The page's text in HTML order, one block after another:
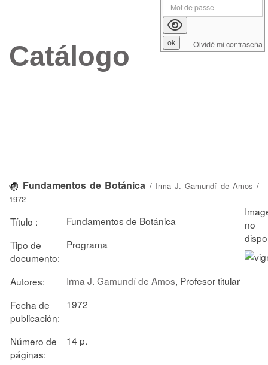
Catálogo
Fundamentos de Botánica / Irma J. Gamundí de Amos /
1972
Título :
Fundamentos de Botánica
Tipo de
documento:
Programa
Autores: Irma J. Gamundí de Amos, Profesor titular
Fecha de
publicación:
1972
Número de
páginas:
14 p.
Olvidé mi contraseña